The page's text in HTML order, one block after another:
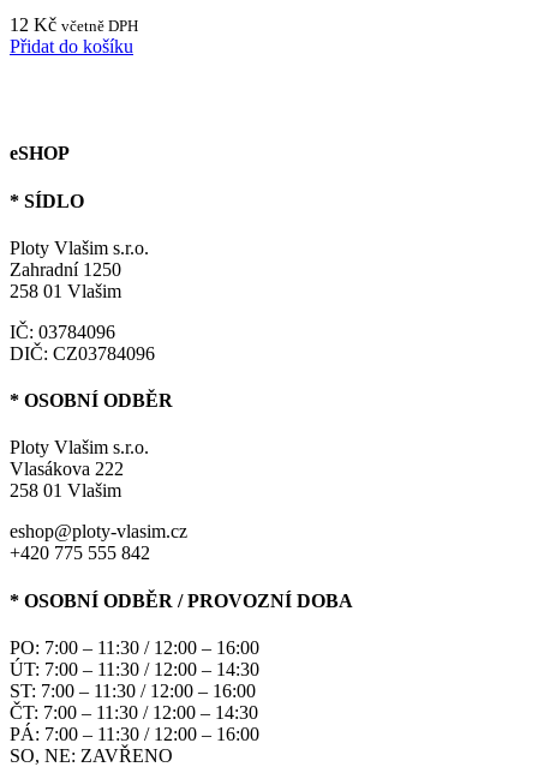
12 Kč včetně DPH
Přidat do košíku
eSHOP
* SÍDLO
Ploty Vlašim s.r.o.
Zahradní 1250
258 01 Vlašim
IČ: 03784096
DIČ: CZ03784096
* OSOBNÍ ODBĚR
Ploty Vlašim s.r.o.
Vlasákova 222
258 01 Vlašim
eshop@ploty-vlasim.cz
+420 775 555 842
* OSOBNÍ ODBĚR / PROVOZNÍ DOBA
PO: 7:00 – 11:30 / 12:00 – 16:00
ÚT: 7:00 – 11:30 / 12:00 – 14:30
ST: 7:00 – 11:30 / 12:00 – 16:00
ČT: 7:00 – 11:30 / 12:00 – 14:30
PÁ: 7:00 – 11:30 / 12:00 – 16:00
SO, NE: ZAVŘENO